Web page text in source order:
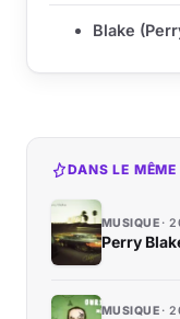
Blake
DANS LE MÊME
MUSIQUE
Perry
MUSIQUE